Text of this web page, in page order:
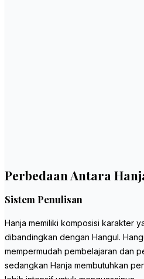
Perbedaan Antara
Sistem Penulisan
Hanja memiliki komposisi karakter
dibandingkan dengan Hangul.
mempermudah pembelajaran dan
sedangkan Hanja membutuhkan